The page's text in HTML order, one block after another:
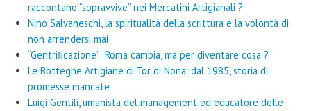
raccontano “sopravvive” nei Mercatini Artigianali ?
Nino Salvaneschi, la spiritualità della scrittura e la volontà di
non arrendersi mai
“Gentrificazione”: Roma cambia, ma per diventare cosa ?
Le Botteghe Artigiane di Tor di Nona: dal 1985, storia di
promesse mancate
Luigi Gentili, umanista del management ed educatore delle